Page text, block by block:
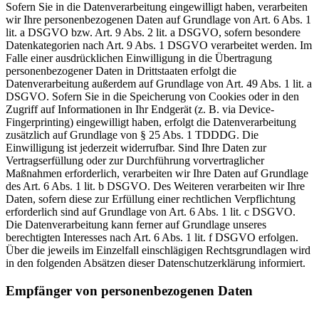
Sofern Sie in die Datenverarbeitung eingewilligt haben, verarbeiten
wir Ihre personenbezogenen Daten auf Grundlage von Art. 6 Abs. 1
lit. a DSGVO bzw. Art. 9 Abs. 2 lit. a DSGVO, sofern besondere
Datenkategorien nach Art. 9 Abs. 1 DSGVO verarbeitet werden. Im
Falle einer ausdrücklichen Einwilligung in die Übertragung
personenbezogener Daten in Drittstaaten erfolgt die
Datenverarbeitung außerdem auf Grundlage von Art. 49 Abs. 1 lit. a
DSGVO. Sofern Sie in die Speicherung von Cookies oder in den
Zugriff auf Informationen in Ihr Endgerät (z. B. via Device-
Fingerprinting) eingewilligt haben, erfolgt die Datenverarbeitung
zusätzlich auf Grundlage von § 25 Abs. 1 TDDDG. Die
Einwilligung ist jederzeit widerrufbar. Sind Ihre Daten zur
Vertragserfüllung oder zur Durchführung vorvertraglicher
Maßnahmen erforderlich, verarbeiten wir Ihre Daten auf Grundlage
des Art. 6 Abs. 1 lit. b DSGVO. Des Weiteren verarbeiten wir Ihre
Daten, sofern diese zur Erfüllung einer rechtlichen Verpflichtung
erforderlich sind auf Grundlage von Art. 6 Abs. 1 lit. c DSGVO.
Die Datenverarbeitung kann ferner auf Grundlage unseres
berechtigten Interesses nach Art. 6 Abs. 1 lit. f DSGVO erfolgen.
Über die jeweils im Einzelfall einschlägigen Rechtsgrundlagen wird
in den folgenden Absätzen dieser Datenschutzerklärung informiert.
Empfänger von personenbezogenen Daten